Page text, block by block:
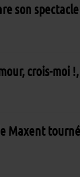
son
crois-moi
Maxent